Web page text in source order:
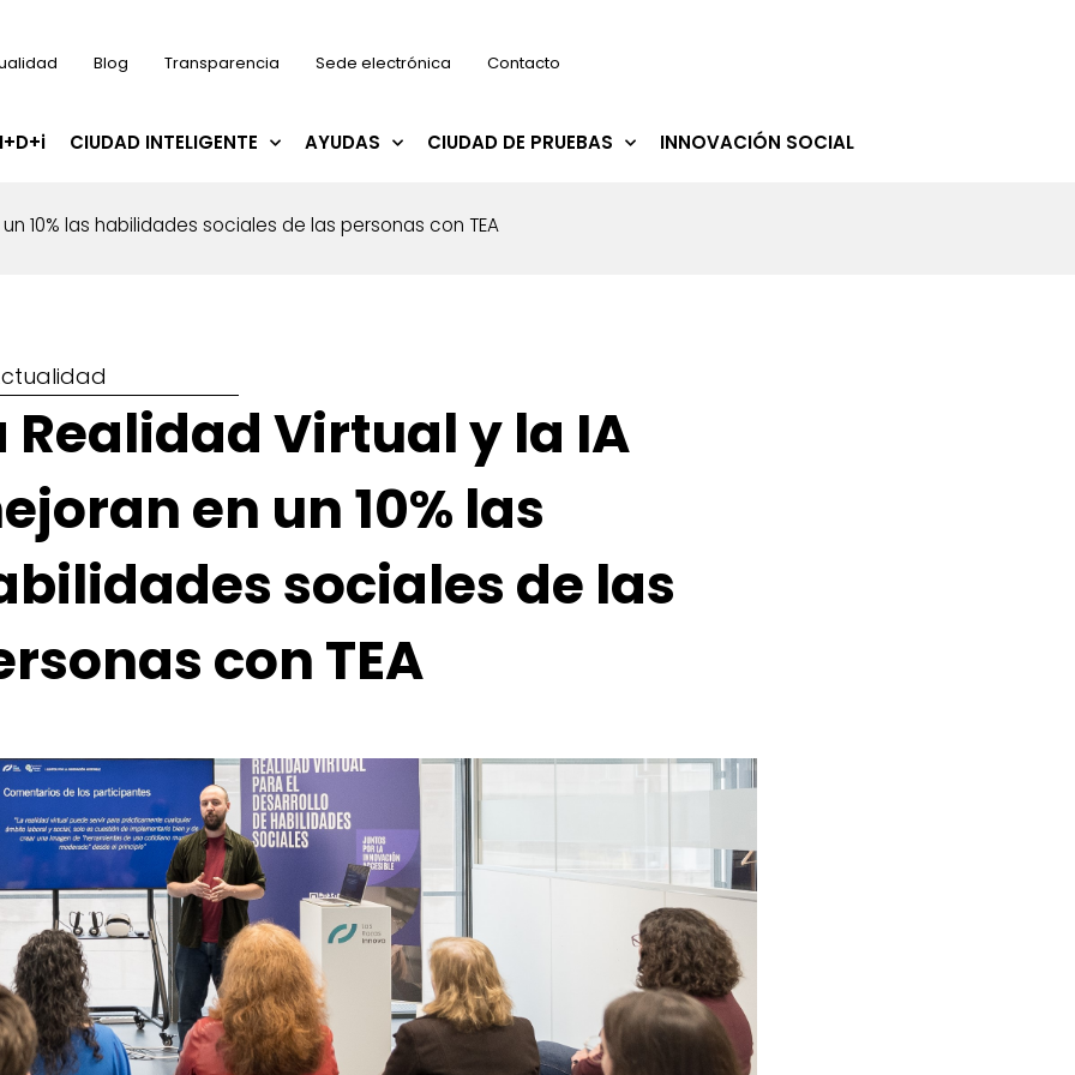
Blog Transparencia Sede electrónica Contacto
CIUDAD INTELIGENTE AYUDAS CIUDAD DE PRUEBAS INNOVACIÓN SOCIAL
10% las habilidades sociales de las personas con TEA
Realidad Virtual y la IA
en un 10% las
sociales de las
con TEA